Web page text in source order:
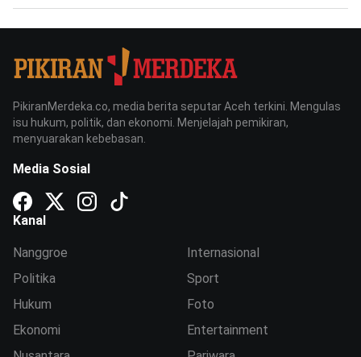
PikiranMerdeka.co, media berita seputar Aceh terkini. Mengulas
isu hukum, politik, dan ekonomi. Menjelajah pemikiran,
menyuarakan kebebasan.
Media Sosial
Kanal
Nanggroe
Politika
Hukum
Ekonomi
Internasional
Sport
Foto
Entertainment